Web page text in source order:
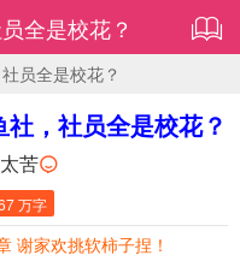
全是校花？
员全是校花？
，社员全是校花？
苦
万字
谢家欢挑软柿子捏！